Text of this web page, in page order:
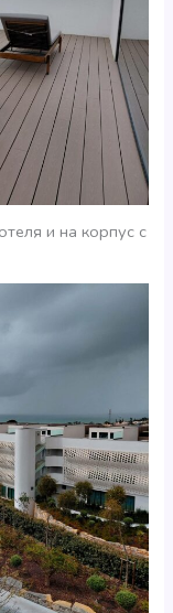
и на корпус с